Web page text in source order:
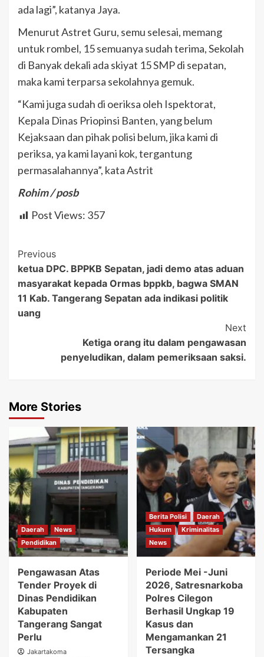
ada lagi”, katanya Jaya.
Menurut Astret Guru, semu selesai, memang
untuk rombel, 15 semuanya sudah terima, Sekolah
di Banyak dekali ada skiyat 15 SMP di sepatan,
maka kami terparsa sekolahnya gemuk.
“Kami juga sudah di oeriksa oleh Ispektorat,
Kepala Dinas Priopinsi Banten, yang belum
Kejaksaan dan pihak polisi belum, jika kami di
periksa, ya kami layani kok, tergantung
permasalahannya”, kata Astrit
Rohim / posb
Post Views: 357
Post
Navigation
Previous
ketua DPC. BPPKB Sepatan, jadi demo atas aduan
masyarakat kepada Ormas bppkb, bagwa SMAN
11 Kab. Tangerang Sepatan ada indikasi politik
uang
Next
Ketiga orang itu dalam pengawasan
penyeludikan, dalam pemeriksaan saksi.
More Stories
Daerah
News
Pendidikan
Pengawasan Atas
Tender Proyek di
Dinas Pendidikan
Kabupaten
Tangerang Sangat
Perlu
Jakartakoma
Berita Polisi
Daerah
Hukum
Kriminalitas
News
Periode Mei -Juni
2026, Satresnarkoba
Polres Cilegon
Berhasil Ungkap 19
Kasus dan
Mengamankan 21
Tersangka